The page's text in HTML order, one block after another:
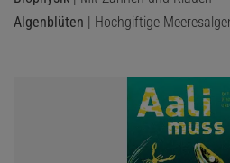
Algenblüten | Hochgiftige